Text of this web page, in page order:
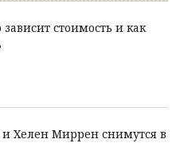
стоимость и как
Хелен Миррен снимутся в